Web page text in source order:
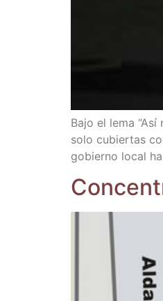
Bajo el lema
solo cubier­tas
gobierno local